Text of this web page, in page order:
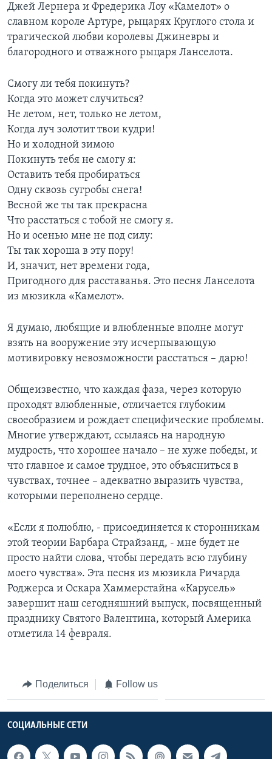
Джей Лернера и Фредерика Лоу «Камелот» о
славном короле Артуре, рыцарях Круглого стола и
трагической любви королевы Джиневры и
благородного и отважного рыцаря Ланселота.
Смогу ли тебя покинуть?
Когда это может случиться?
Не летом, нет, только не летом,
Когда луч золотит твои кудри!
Но и холодной зимою
Покинуть тебя не смогу я:
Оставить тебя пробираться
Одну сквозь сугробы снега!
Весной же ты так прекрасна
Что расстаться с тобой не смогу я.
Но и осенью мне не под силу:
Ты так хороша в эту пору!
И, значит, нет времени года,
Пригодного для расставанья. Это песня Ланселота
из мюзикла «Камелот».
Я думаю, любящие и влюбленные вполне могут
взять на вооружение эту исчерпывающую
мотивировку невозможности расстаться – дарю!
Общеизвестно, что каждая фаза, через которую
проходят влюбленные, отличается глубоким
своеобразием и рождает специфические проблемы.
Многие утверждают, ссылаясь на народную
мудрость, что хорошее начало – не хуже победы, и
что главное и самое трудное, это объясниться в
чувствах, точнее – адекватно выразить чувства,
которыми переполнено сердце.
«Если я полюблю, - присоединяется к сторонникам
этой теории Барбара Страйзанд, - мне будет не
просто найти слова, чтобы передать всю глубину
моего чувства». Эта песня из мюзикла Ричарда
Роджерса и Оскара Хаммерстайна «Карусель»
завершит наш сегодняшний выпуск, посвященный
празднику Святого Валентина, который Америка
отметила 14 февраля.
Поделиться Follow us
СОЦИАЛЬНЫЕ СЕТИ